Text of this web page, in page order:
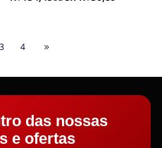
3 4
das nossas
e ofertas